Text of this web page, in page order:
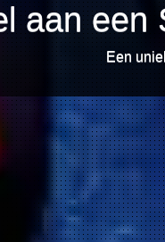
aan een
Een